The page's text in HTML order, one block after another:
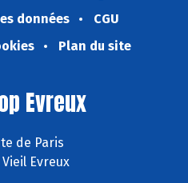
données
CGU
Plan du site
Evreux
de Paris
Evreux